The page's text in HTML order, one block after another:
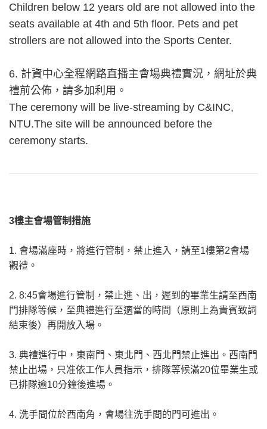
Children below 12 years old are not allowed into the
seats available at 4th and 5th floor. Pets and pet
strollers are not allowed into the Sports Center.
6. 計資中心全程網路直播主會場典禮實況，網址於典
禮前公佈，請多加利用。
The ceremony will be live-streaming by C&INC,
NTU.The site will be announced before the
ceremony starts.
3樓主會場管制措施
1. 會場滿座時，將進行管制，禁止進入，請至1樓第2會場
觀禮。
2. 8:45會場進行管制，禁止進、出，遲到的畢業生請至西南
門排隊等候，至典禮進行至適當的時間（原則上為貴賓致詞
結束後）再開放入場。
3. 典禮進行中，東南門、東北門、西北門禁止進出。西南門
禁止出場，只准依工作人員指示，排隊等候滿20位畢業生或
已排隊逾10分鐘後進場。
4. 洗手間位於西南角，會場往洗手間的門可進出。